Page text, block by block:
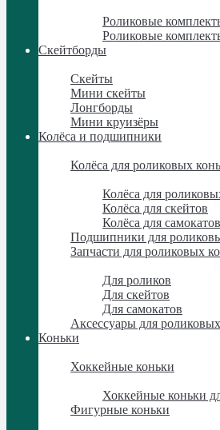
Роликовые
Роликовые
Скейтборды
Скейты
Мини скейты
Лонгборды
Мини круизёры
Колёса и подшипники
Колёса для роликовых
Колёса для
Колёса для скейтов
Колёса для самокатов
Подшипники для
Запчасти для роликовых
Для роликов
Для скейтов
Для самокатов
Аксессуары для
Коньки
Хоккейные коньки
Хоккейные коньки
Фигурные коньки